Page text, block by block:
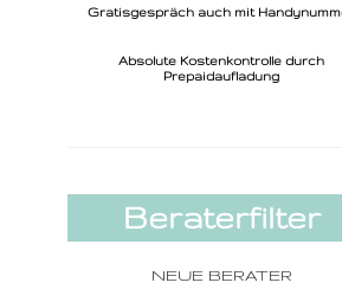
Gratisgespräch auch mit
Absolute Kostenkontrolle durch
Prepaidaufladung
Beraterfilter
NEUE BERATER